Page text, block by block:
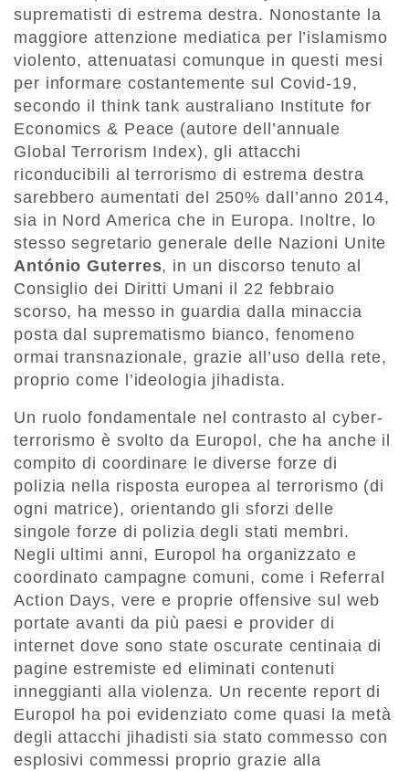
suprematisti di estrema destra. Nonostante la
maggiore attenzione mediatica per l’islamismo
violento, attenuatasi comunque in questi mesi
per informare costantemente sul Covid-19,
secondo il think tank australiano Institute for
Economics & Peace (autore dell’annuale
Global Terrorism Index), gli attacchi
riconducibili al terrorismo di estrema destra
sarebbero aumentati del 250% dall’anno 2014,
sia in Nord America che in Europa. Inoltre, lo
stesso segretario generale delle Nazioni Unite
António Guterres, in un discorso tenuto al
Consiglio dei Diritti Umani il 22 febbraio
scorso, ha messo in guardia dalla minaccia
posta dal suprematismo bianco, fenomeno
ormai transnazionale, grazie all’uso della rete,
proprio come l’ideologia jihadista.
Un ruolo fondamentale nel contrasto al cyber-
terrorismo è svolto da Europol, che ha anche il
compito di coordinare le diverse forze di
polizia nella risposta europea al terrorismo (di
ogni matrice), orientando gli sforzi delle
singole forze di polizia degli stati membri.
Negli ultimi anni, Europol ha organizzato e
coordinato campagne comuni, come i Referral
Action Days, vere e proprie offensive sul web
portate avanti da più paesi e provider di
internet dove sono state oscurate centinaia di
pagine estremiste ed eliminati contenuti
inneggianti alla violenza. Un recente report di
Europol ha poi evidenziato come quasi la metà
degli attacchi jihadisti sia stato commesso con
esplosivi commessi proprio grazie alla